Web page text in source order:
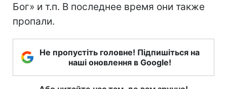
Бог» и т.п. В последнее время они также
пропали.
Не пропустіть головне! Підпишіться на
наші оновлення в Google!